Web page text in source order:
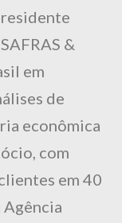
&
em
de
econômica
com
em 40